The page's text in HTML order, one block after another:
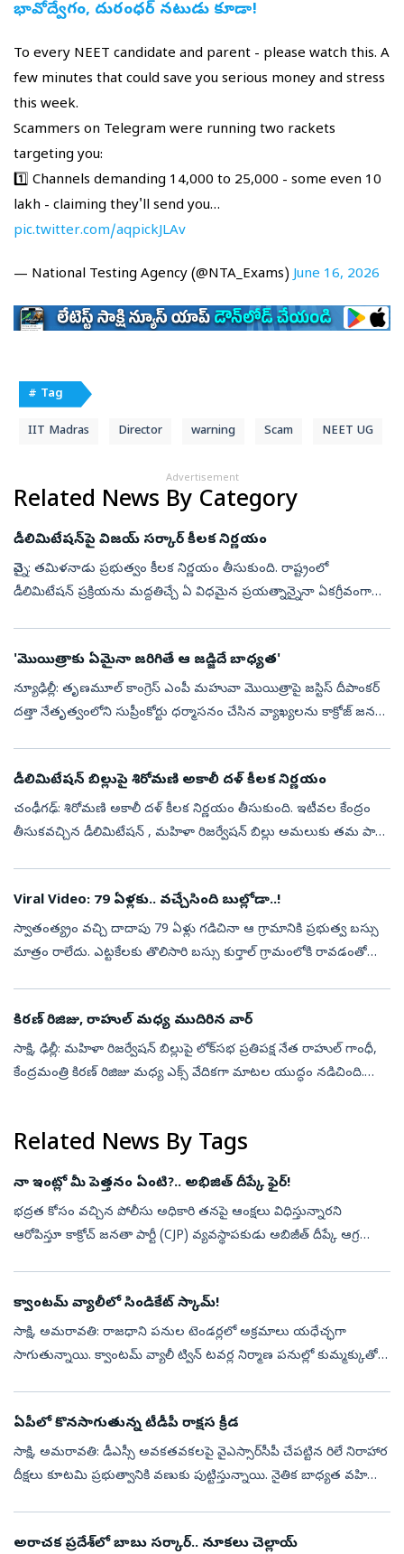
భావోద్వేగం, దురంధర్‌ నటుడు కూడా!
To every NEET candidate and parent - please watch this. A
few minutes that could save you serious money and stress
this week.
Scammers on Telegram were running two rackets
targeting you:
1️⃣ Channels demanding ₹14,000 to ₹25,000 - some even ₹10
lakh - claiming they'll send you…
pic.twitter.com/aqpickJLAv
— National Testing Agency (@NTA_Exams)June 16, 2026
# Tag
IIT Madras Director warning Scam NEET UG
Advertisement
Related News By Category
డీలిమిటేషన్‌పై విజయ్‌ సర్కార్‌ కీలక నిర్ణయం
చెన్నై: తమిళనాడు ప్రభుత్వం కీలక నిర్ణయం తీసుకుంది. రాష్ట్రంలో
డీలిమిటేషన్ ప్రక్రియను మద్దతిచ్చే ఏ విధమైన ప్రయత్నాన్నైనా ఏకగ్రీవంగా
'మొయిత్రాకు ఏమైనా జ‌రిగితే ఆ జ‌డ్జిదే బాధ్య‌త‌'
న్యూఢిల్లీ: తృణమూల్ కాంగ్రెస్ ఎంపీ మహువా మొయిత్రాపై జస్టిస్ దీపాంకర్
దత్తా నేతృత్వంలోని సుప్రీంకోర్టు ధర్మాసనం చేసిన వ్యాఖ్య‌ల‌ను కాక్రోజ్ జ‌న‌తా
డీలిమిటేషన్‌ బిల్లుపై శిరోమణి అకాలీ దళ్‌ కీలక నిర్ణయం
చంఢీగఢ్: శిరోమణి అకాలీ దళ్‌ కీలక నిర్ణయం తీసుకుంది. ఇటీవల కేంద్రం
తీసుకవచ్చిన డీలిమిటేషన్ , మహిళా రిజర్వేషన్ బిల్లు అమలుకు తమ పార్టీ
Viral Video: 79 ఏళ్లకు.. వచ్చేసింది బుల్లోడా..!
స్వాతంత్య్రం వచ్చి దాదాపు 79 ఏళ్లు గడిచినా ఆ గ్రామానికి ప్రభుత్వ బస్సు
మాత్రం రాలేదు. ఎట్టకేలకు తొలిసారి బస్సు కుర్తాల్‌ గ్రామంలోకి రావడంతో
కిరణ్‌ రిజిజు, రాహుల్‌ మధ్య ముదిరిన వార్‌
సాక్షి, ఢిల్లీ: మహిళా రిజర్వేషన్ బిల్లుపై లోక్‌సభ ప్రతిపక్ష నేత రాహుల్‌ గాంధీ,
కేంద్రమంత్రి కిరణ్‌ రిజిజు మధ్య ఎక్స్ వేదికగా మాటల యుద్ధం నడిచింది.
Related News By Tags
నా ఇంట్లో మీ పెత్తనం ఏంటి?.. అభిజిత్‌ దీప్కే ఫైర్‌!
భద్రత కోసం వచ్చిన పోలీసు అధికారి తనపై ఆంక్షలు విధిస్తున్నారని
ఆరోపిస్తూ కాక్రోచ్‌ జనతా పార్టీ (CJP) వ్యవస్థాపకుడు అబిజీత్‌ దీప్కే ఆగ్రహం
క్వాంటమ్‌ వ్యాలీలో సిండికేట్‌ స్కామ్‌!
సాక్షి, అమరావతి: రాజధాని పనుల టెండర్లలో అక్రమాలు యధేచ్ఛగా
సాగుతున్నాయి. క్వాంటమ్‌ వ్యాలీ ట్విన్‌ టవర్ల నిర్మాణ పనుల్లో కుమ్మక్కుతో
ఏపీలో కొనసాగుతున్న టీడీపీ రాక్షస క్రీడ
సాక్షి, అమరావతి: డీఎస్సీ అవకతవకలపై వైఎస్సార్‌సీపీ చేపట్టిన రిలే నిరాహార
దీక్షలు కూటమి ప్రభుత్వానికి వణుకు పుట్టిస్తున్నాయి. నైతిక బాధ్యత వహిస్తూ
అరాచక ప్రదేశ్‌లో బాబు సర్కార్‌.. నూకలు చెల్లాయ్‌